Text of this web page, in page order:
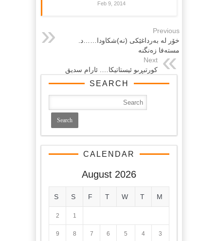
Feb 9, 2014
Previous
خۆر لە بەرداغێكی (نە)شكاودا……د.
مستەفا زەنگنە
Next
كورتبڕىو ئیستاتیكا…. ئارام سدیق
SEARCH
CALENDAR
August 2026
M
T
W
T
F
S
S
1
2
3
4
5
6
7
8
9